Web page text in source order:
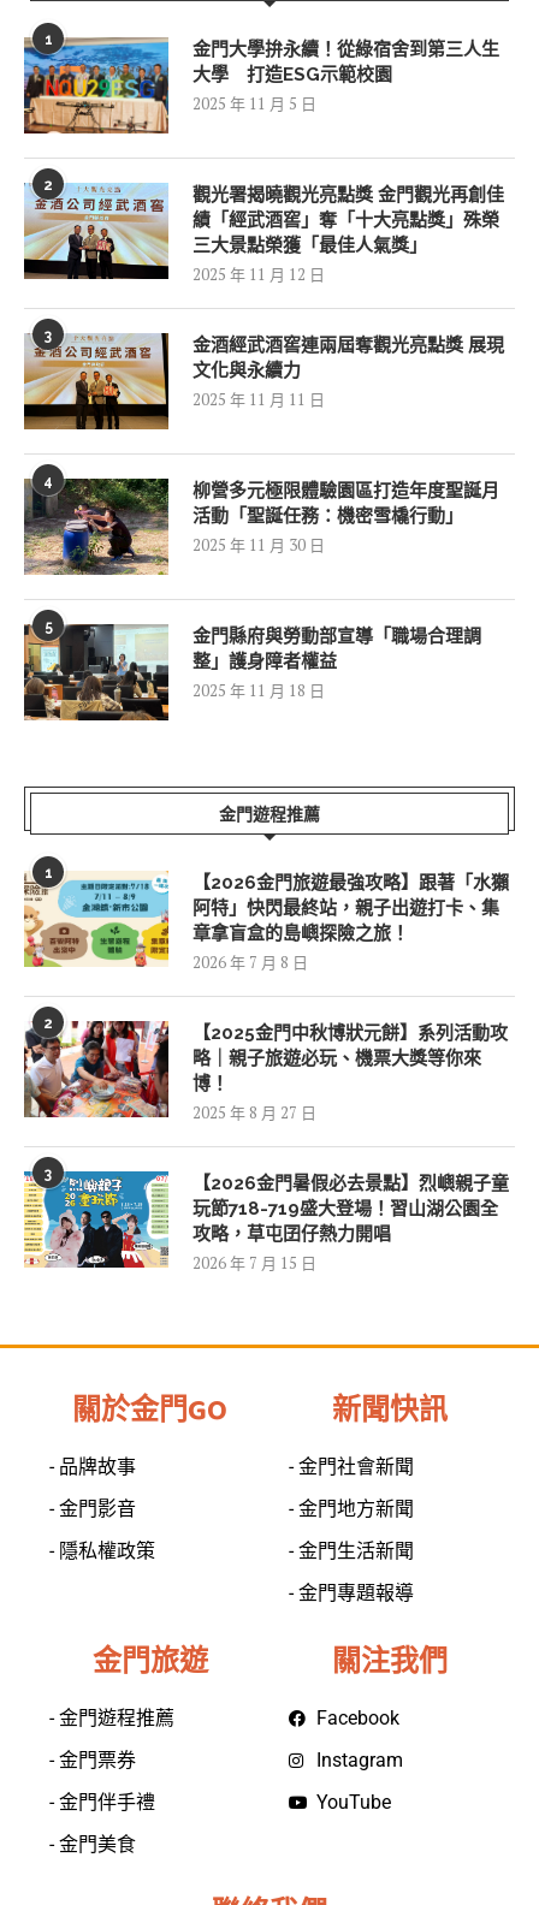
1
金門大學拚永續！從綠宿舍到第三人生
大學 打造ESG示範校園
2025 年 11 月 5 日
2
觀光署揭曉觀光亮點獎 金門觀光再創佳
績「經武酒窖」奪「十大亮點獎」殊榮
三大景點榮獲「最佳人氣獎」
2025 年 11 月 12 日
3
金酒經武酒窖連兩屆奪觀光亮點獎 展現
文化與永續力
2025 年 11 月 11 日
4
柳營多元極限體驗園區打造年度聖誕月
活動「聖誕任務：機密雪橇行動」
2025 年 11 月 30 日
5
金門縣府與勞動部宣導「職場合理調
整」護身障者權益
2025 年 11 月 18 日
金門遊程推薦
1
【2026金門旅遊最強攻略】跟著「水獺
阿特」快閃最終站，親子出遊打卡、集
章拿盲盒的島嶼探險之旅！
2026 年 7 月 8 日
2
【2025金門中秋博狀元餅】系列活動攻
略｜親子旅遊必玩、機票大獎等你來
博！
2025 年 8 月 27 日
3
【2026金門暑假必去景點】烈嶼親子童
玩節718-719盛大登場！習山湖公園全
攻略，草屯囝仔熱力開唱
2026 年 7 月 15 日
關於金門GO
- 品牌故事
- 金門影音
- 隱私權政策
新聞快訊
- 金門社會新聞
- 金門地方新聞
- 金門生活新聞
- 金門專題報導
金門旅遊
- 金門遊程推薦
- 金門票券
- 金門伴手禮
- 金門美食
關注我們
Facebook
Instagram
YouTube